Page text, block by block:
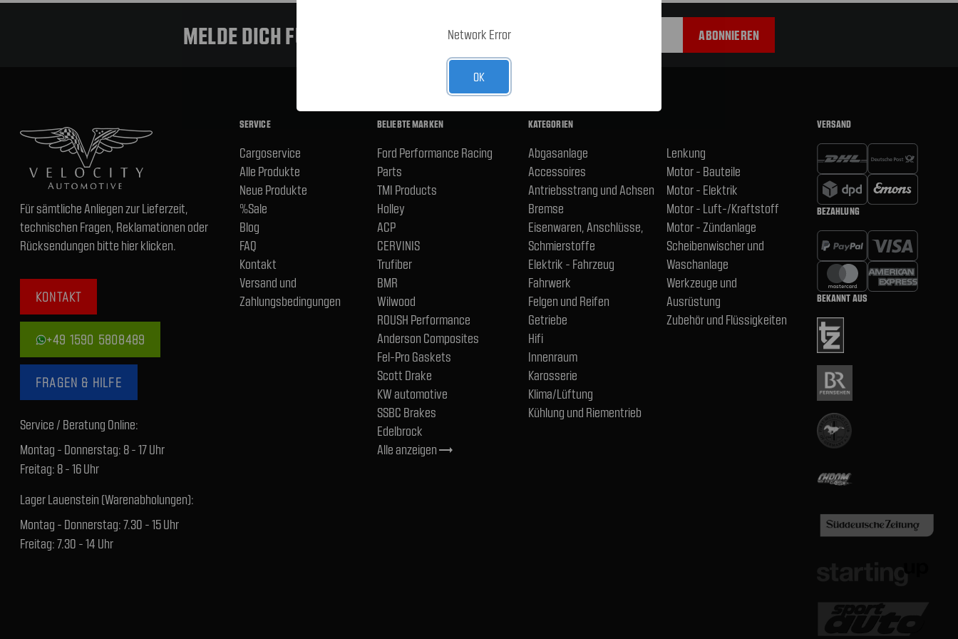
MELDE DICH FÜR UNSEREN NEWSLETTER AN
Für sämtliche Anliegen zur Lieferzeit,
technischen Fragen, Reklamationen oder
Rücksendungen bitte hier klicken.
KONTAKT
+49 1590 5808489
FRAGEN & HILFE
Service / Beratung Online:
Montag - Donnerstag: 8 - 17 Uhr
Freitag: 8 - 16 Uhr
Lager Lauenstein (Warenabholungen):
Montag - Donnerstag: 7.30 - 15 Uhr
Freitag: 7.30 - 14 Uhr
SERVICE
Cargoservice
Alle Produkte
Neue Produkte
%Sale
Blog
FAQ
Kontakt
Versand und
Zahlungsbedingungen
BELIEBTE MARKEN
Ford Performance Racing
Parts
TMI Products
Holley
ACP
CERVINIS
Trufiber
BMR
Wilwood
ROUSH Performance
Anderson Composites
Fel-Pro Gaskets
Scott Drake
KW automotive
SSBC Brakes
Edelbrock
Alle anzeigentrending_flat
KATEGORIEN
Abgasanlage
Accessoires
Antriebsstrang und Achsen
Bremse
Eisenwaren, Anschlüsse,
Schmierstoffe
Elektrik - Fahrzeug
Fahrwerk
Felgen und Reifen
Getriebe
Hifi
Innenraum
Karosserie
Klima/Lüftung
Kühlung und Riementrieb
Lenkung
Motor - Bauteile
Motor - Elektrik
Motor - Luft-/Kraftstoff
Motor - Zündanlage
Scheibenwischer und
Waschanlage
Werkzeuge und
Ausrüstung
Zubehör und Flüssigkeiten
VERSAND
BEZAHLUNG
BEKANNT AUS
Network Error
OK